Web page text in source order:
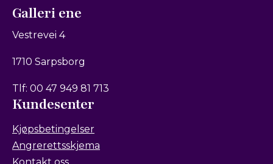
Galleri ene
Vestrevei 4
1710 Sarpsborg
Tlf: 00 47 949 81 713
Kundesenter
Kjøpsbetingelser
Angrerettsskjema